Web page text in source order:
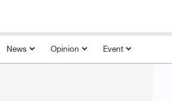
News Opinion Event